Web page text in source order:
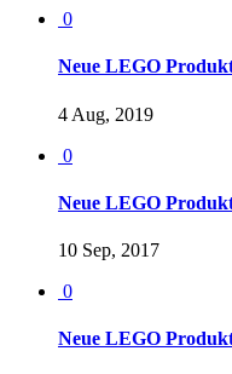
0
Neue LEGO
4 Aug, 2019
0
Neue LEGO
10 Sep, 2017
0
Neue LEGO